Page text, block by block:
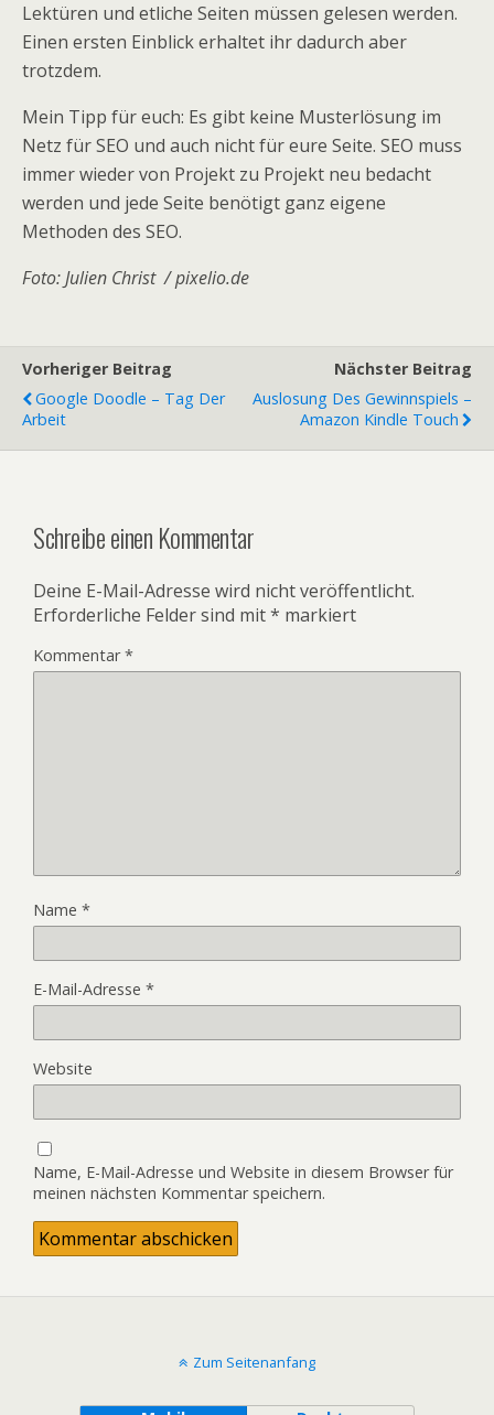
Lektüren und etliche Seiten müssen gelesen werden.
Einen ersten Einblick erhaltet ihr dadurch aber
trotzdem.
Mein Tipp für euch: Es gibt keine Musterlösung im
Netz für SEO und auch nicht für eure Seite. SEO muss
immer wieder von Projekt zu Projekt neu bedacht
werden und jede Seite benötigt ganz eigene
Methoden des SEO.
Foto: Julien Christ / pixelio.de
Vorheriger Beitrag
Google Doodle – Tag Der
Arbeit
Nächster Beitrag
Auslosung Des Gewinnspiels –
Amazon Kindle Touch
Schreibe einen Kommentar
Deine E-Mail-Adresse wird nicht veröffentlicht.
Erforderliche Felder sind mit* markiert
Kommentar*
Name *
E-Mail-Adresse *
Website
Name, E-Mail-Adresse und Website in diesem Browser für
meinen nächsten Kommentar speichern.
Zum Seitenanfang